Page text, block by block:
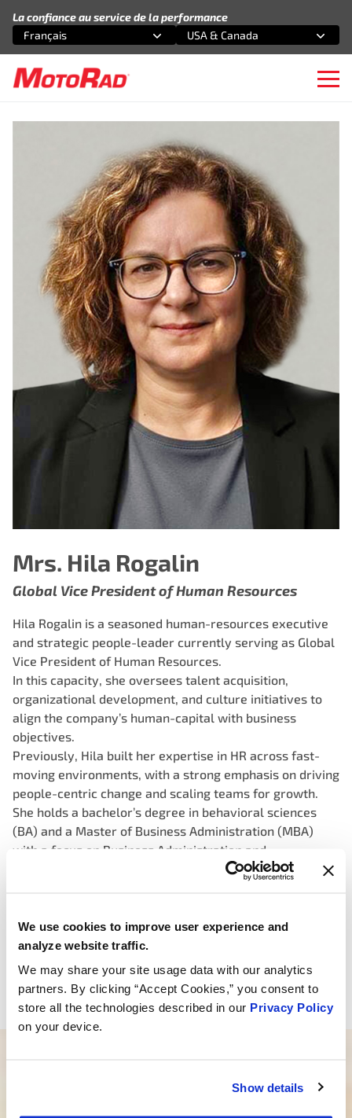
We use cookies to improve user experience and
analyze website traffic.
We may share your site usage data with our analytics
partners. By clicking “Accept Cookies,” you consent to
store all the technologies described in our Privacy Policy
on your device.
Show details
La confiance au service de la performance
Sélectionnez une option
Français
Sélectionnez une option
USA & Canada
Mrs. Hila Rogalin
Global Vice President of Human Resources
Hila Rogalin is a seasoned human-resources executive
and strategic people-leader currently serving as Global
Vice President of Human Resources.
In this capacity, she oversees talent acquisition,
organizational development, and culture initiatives to
align the company’s human-capital with business
objectives.
Previously, Hila built her expertise in HR across fast-
moving environments, with a strong emphasis on driving
people-centric change and scaling teams for growth.
She holds a bachelor’s degree in behavioral sciences
(BA) and a Master of Business Administration (MBA)
with a focus on Business Administration and
committed to shaping an environment where talent
flourishes and organizational success follow from
authentic, engaged teams.
Hila is based out of MotoRad’s offices in Israel.